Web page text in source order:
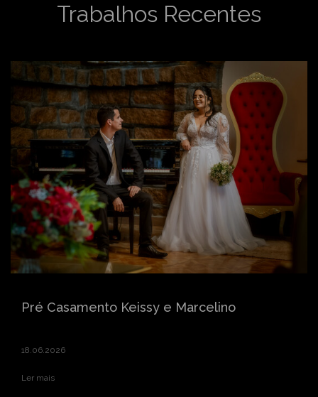
Trabalhos Recentes
Pré Casamento Keissy e Marcelino
18.06.2026
Ler mais
VER MAIS POSTS